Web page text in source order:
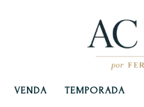
VENDA TEMPORADA